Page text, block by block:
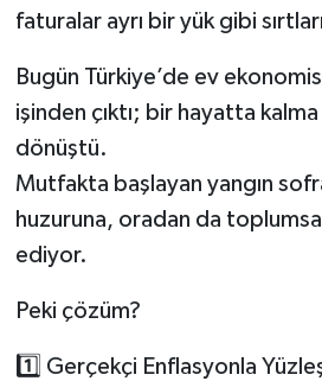
faturalar ayrı bir yük gibi
Bugün Türkiye’de ev
işinden çıktı; bir hayatta
dönüştü.
Mutfakta başlayan yangın
huzuruna, oradan da
ediyor.
Peki çözüm?
1️⃣ Gerçekçi Enflasyonla